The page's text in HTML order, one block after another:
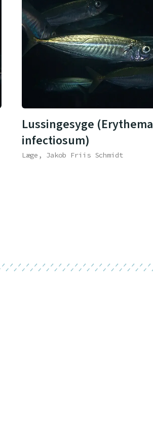
Lussingesyge (Erythema
infectiosum)
Læge, Jakob Friis Schmidt